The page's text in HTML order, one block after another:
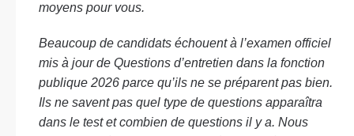
moyens pour vous.
Beaucoup de candidats échouent à l’examen officiel
mis à jour de Questions d’entretien dans la fonction
publique 2026 parce qu’ils ne se préparent pas bien.
Ils ne savent pas quel type de questions apparaîtra
dans le test et combien de questions il y a. Nous